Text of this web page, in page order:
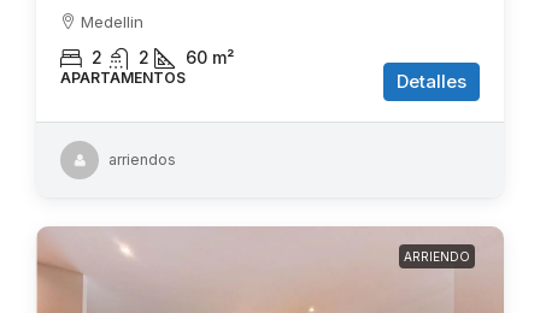
Medellin
2 2 60 m²
APARTAMENTOS Detalles
arriendos
ARRIENDO